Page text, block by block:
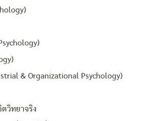
& Organizational Psychology)
วิทยาจริง